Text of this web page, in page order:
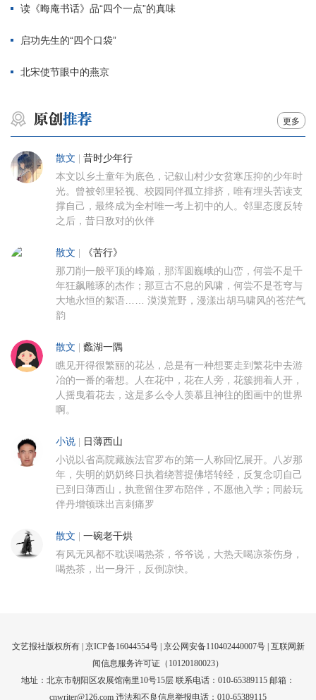
读《晦庵书话》品“四个一点”的真味
启功先生的“四个口袋”
北宋使节眼中的燕京
更多
散文 昔时少年行
本文以乡土童年为底色，记叙山村少女贫寒压抑的少年时
光。曾被邻里轻视、校园同伴孤立排挤，唯有埋头苦读支
撑自己，最终成为全村唯一考上初中的人。邻里态度反转
之后，昔日敌对的伙伴
散文 《苦行》
那刀削一般平顶的峰巅，那浑圆巍峨的山峦，何尝不是千
年狂飙雕琢的杰作；那亘古不息的风啸，何尝不是苍穹与
大地永恒的絮语…… 漠漠荒野，漫漾出胡马啸风的苍茫气
韵
散文 蠡湖一隅
瞧见开得很繁丽的花丛，总是有一种想要走到繁花中去游
冶的一番的奢想。人在花中，花在人旁，花簇拥着人开，
人摇曳着花去，这是多么令人羡慕且神往的图画中的世界
啊。
小说 日薄西山
小说以省高院藏族法官罗布的第一人称回忆展开。八岁那
年，失明的奶奶终日执着绕菩提佛塔转经，反复念叨自己
已到日薄西山，执意留住罗布陪伴，不愿他入学；同龄玩
伴丹增顿珠出言刺痛罗
散文 一碗老干烘
有风无风都不耽误喝热茶，爷爷说，大热天喝凉茶伤身，
喝热茶，出一身汗，反倒凉快。
文艺报社版权所有 | 京ICP备16044554号| 京公网安备110402440007号 | 互联网新
闻信息服务许可证（10120180023）
地址：北京市朝阳区农展馆南里10号15层 联系电话：010-65389115 邮箱：
cnwriter@126.com 违法和不良信息举报电话：010-65389115